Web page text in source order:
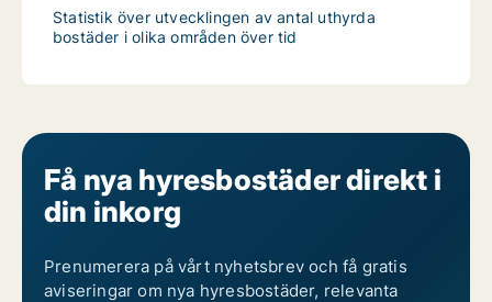
Statistik över utvecklingen av antal uthyrda
bostäder i olika områden över tid
Få nya hyresbostäder direkt i
din inkorg
Prenumerera på vårt nyhetsbrev och få gratis
aviseringar om nya hyresbostäder, relevanta